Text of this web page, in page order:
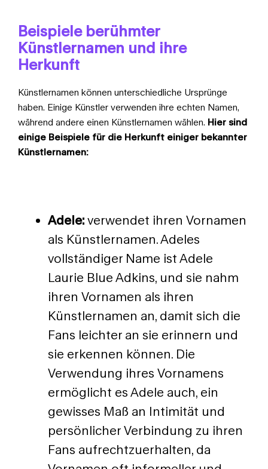
Beispiele berühmter
Künstlernamen und ihre
Herkunft
Künstlernamen können unterschiedliche Ursprünge
haben. Einige Künstler verwenden ihre echten Namen,
während andere einen Künstlernamen wählen. Hier sind
einige Beispiele für die Herkunft einiger bekannter
Künstlernamen:
Adele: verwendet ihren Vornamen
als Künstlernamen. Adeles
vollständiger Name ist Adele
Laurie Blue Adkins, und sie nahm
ihren Vornamen als ihren
Künstlernamen an, damit sich die
Fans leichter an sie erinnern und
sie erkennen können. Die
Verwendung ihres Vornamens
ermöglicht es Adele auch, ein
gewisses Maß an Intimität und
persönlicher Verbindung zu ihren
Fans aufrechtzuerhalten, da